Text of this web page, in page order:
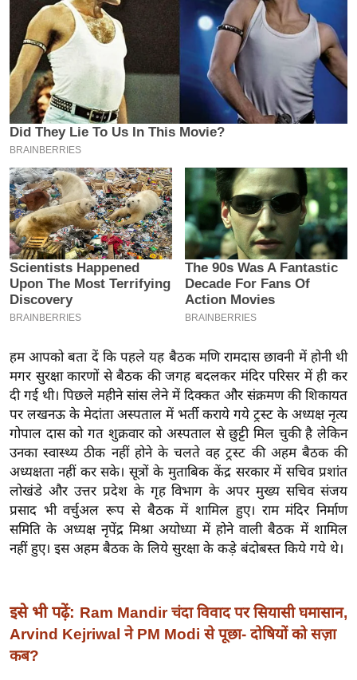
P
L
2
0
2
6
क्रा
इ
म
ई
-
पे
प
र
सा
ल
बे
मि
सा
ल
श
ख्सि
य
त
ग
इं
डि
हम आपको बता दें कि पहले यह बैठक मणि रामदास छावनी में होनी थी
मगर सुरक्षा कारणों से बैठक की जगह बदलकर मंदिर परिसर में ही कर
दी गई थी। पिछले महीने सांस लेने में दिक्कत और संक्रमण की शिकायत
पर लखनऊ के मेदांता अस्पताल में भर्ती कराये गये ट्रस्ट के अध्यक्ष नृत्य
गोपाल दास को गत शुक्रवार को अस्पताल से छुट्टी मिल चुकी है लेकिन
उनका स्वास्थ्य ठीक नहीं होने के चलते वह ट्रस्ट की अहम बैठक की
अध्यक्षता नहीं कर सके। सूत्रों के मुताबिक केंद्र सरकार में सचिव प्रशांत
लोखंडे और उत्तर प्रदेश के गृह विभाग के अपर मुख्य सचिव संजय
प्रसाद भी वर्चुअल रूप से बैठक में शामिल हुए। राम मंदिर निर्माण
समिति के अध्यक्ष नृपेंद्र मिश्रा अयोध्या में होने वाली बैठक में शामिल
नहीं हुए। इस अहम बैठक के लिये सुरक्षा के कड़े बंदोबस्त किये गये थे।
इसे भी पढ़ें: Ram Mandir चंदा विवाद पर सियासी घमासान,
Arvind Kejriwal ने PM Modi से पूछा- दोषियों को सज़ा
कब?